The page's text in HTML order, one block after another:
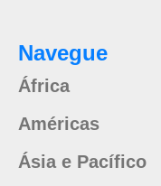
Navegue
África
Américas
Ásia e Pacífico